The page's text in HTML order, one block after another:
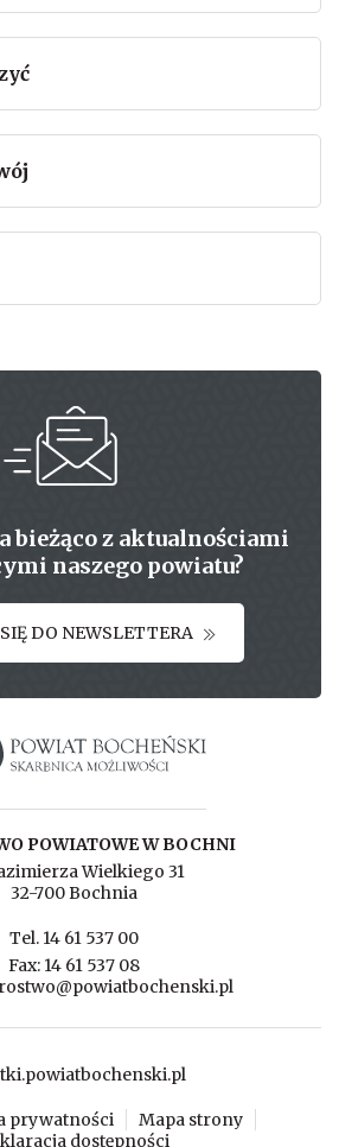
bieżąco z aktualnościami
naszego powiatu?
DO NEWSLETTERA
powiatowe w Bochni
POWIATOWE W BOCHNI
Wielkiego 31
32-700 Bochnia
Tel. 14 61 537 00
Fax: 14 61 537 08
prywatności
Mapa strony
dostępności